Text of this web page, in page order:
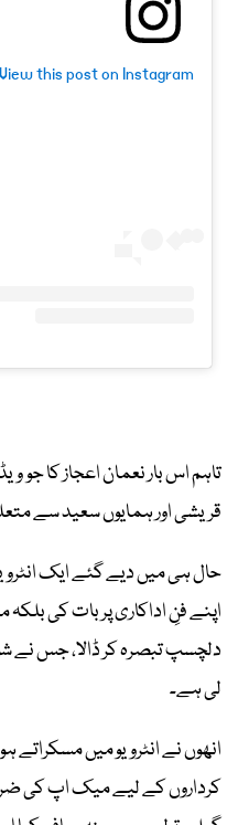
View this post on Instagram
تاہم اس بار نعمان اعجاز کا جو
قریشی اور ہمایوں سعید سے
حال ہی میں دیے گئے ایک
اپنے فنِ اداکاری پر بات کی
دلچسپ تبصرہ کر ڈالا، جس نے
لی ہے۔
انھوں نے انٹرویو میں
کرداروں کے لیے میک اپ کی